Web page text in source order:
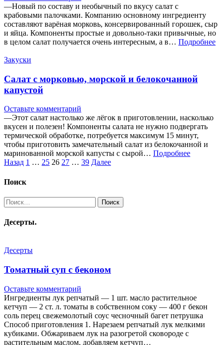
—Новый по составу и необычный по вкусу салат с
крабовыми палочками. Компанию основному ингредиенту
составляют варёная морковь, консервированный горошек, сыр
и яйца. Компоненты простые и довольно-таки привычные, но
в целом салат получается очень интересным, а в… Подробнее
Закуски
Салат с морковью, морской и белокочанной
капустой
Оставьте комментарий
—Этот салат настолько же лёгок в приготовлении, насколько
вкусен и полезен! Компоненты салата не нужно подвергать
термической обработке, потребуется максимум 15 минут,
чтобы приготовить замечательный салат из белокочанной и
маринованной морской капусты с сырой… Подробнее
Пагинация
записей
Назад 1 … 25 26 27 … 39 Далее
Поиск
Найти:
Десерты.
Десерты
Томатный суп с беконом
Оставьте комментарий
Ингредиенты лук репчатый — 1 шт. масло растительное
кетчуп — 2 ст. л. томаты в собственном соку — 400 г бекон
соль перец свежемолотый соус чесночный багет петрушка
Способ приготовления 1. Нарезаем репчатый лук мелкими
кубиками. Обжариваем лук на разогретой сковороде с
растительным маслом, добавляем кетчуп…